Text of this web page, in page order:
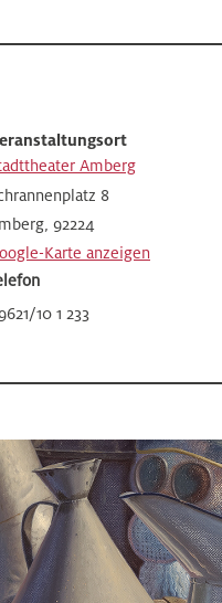
Amberg
8
, 92224
Karte anzeigen
10 1 233